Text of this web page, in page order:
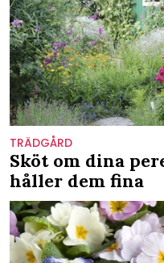
TRÄDGÅRD
Sköt om dina
håller dem fina